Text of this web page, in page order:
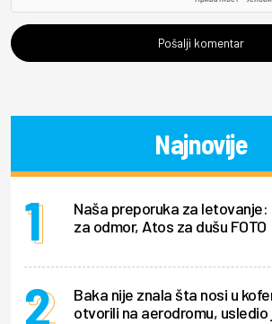
Pošalji komentar
Najnovije
Naša preporuka za
za odmor, Atos za dušu FOTO
Baka nije znala šta nosi u
otvorili na aerodromu, usledio